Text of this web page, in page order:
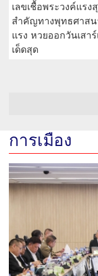
เลขเชื้อพระวงค์แรง
สำคัญทางพุทธศาสน
แรง หวยออกวันเสา
เด็ดสุด
การเมือง